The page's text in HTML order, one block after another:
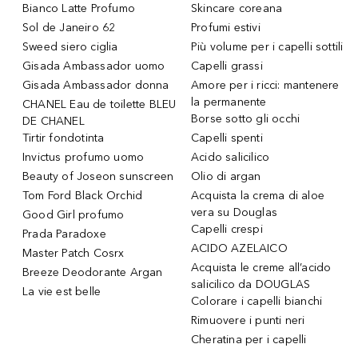
Bianco Latte Profumo
Sol de Janeiro 62
Sweed siero ciglia
Gisada Ambassador uomo
Gisada Ambassador donna
CHANEL Eau de toilette BLEU
DE CHANEL
Tirtir fondotinta
Invictus profumo uomo
Beauty of Joseon sunscreen
Tom Ford Black Orchid
Good Girl profumo
Prada Paradoxe
Master Patch Cosrx
Breeze Deodorante Argan
La vie est belle
Skincare coreana
Profumi estivi
Più volume per i capelli sottili
Capelli grassi
Amore per i ricci: mantenere
la permanente
Borse sotto gli occhi
Capelli spenti
Acido salicilico
Olio di argan
Acquista la crema di aloe
vera su Douglas
Capelli crespi
ACIDO AZELAICO
Acquista le creme all’acido
salicilico da DOUGLAS
Colorare i capelli bianchi
Rimuovere i punti neri
Cheratina per i capelli